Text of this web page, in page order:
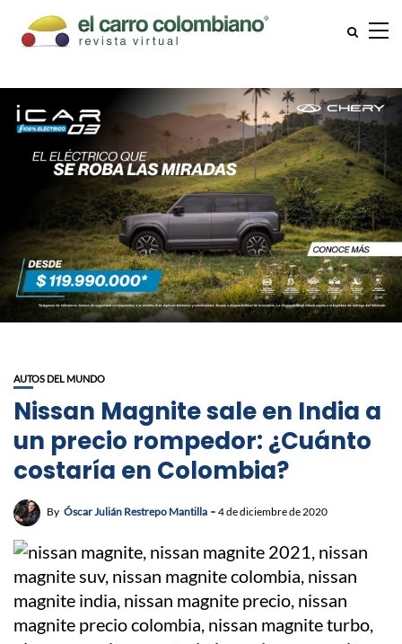
AUTOS DEL MUNDO
Nissan Magnite sale en India a
un precio rompedor: ¿Cuánto
costaría en Colombia?
By Óscar Julián Restrepo Mantilla 4 de diciembre de 2020